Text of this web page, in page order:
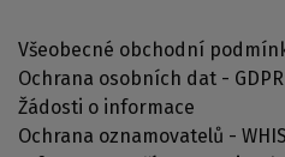
Všeobecné obchodní
Ochrana osobních dat - GDPR
Žádosti o informace
Ochrana oznamovatelů -